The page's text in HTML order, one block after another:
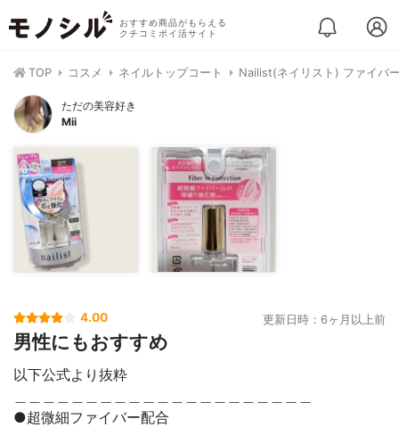
おすすめ商品がもらえる
クチコミポイ活サイト
TOP コスメ ネイルトップコート Nailist(ネイリスト) ファイバ
ただの美容好き
Mii
4.00 更新日時：6ヶ月以上前
男性にもおすすめ
以下公式より抜粋
●超微細ファイバー配合